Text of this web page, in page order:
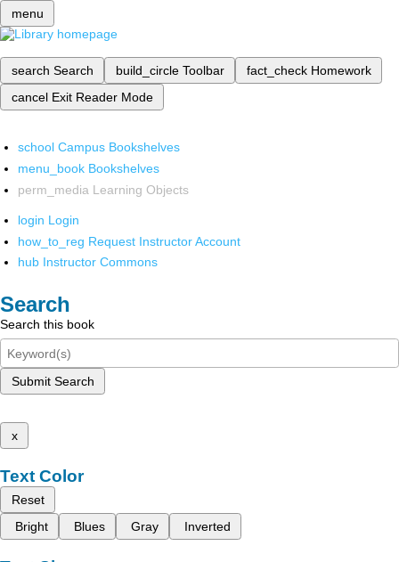
menu
search Search build_circle Toolbar fact_check Homework
cancel Exit Reader Mode
school Campus Bookshelves
menu_book Bookshelves
perm_media Learning Objects
login Login
how_to_reg Request Instructor Account
hub Instructor Commons
Search
Search this book
Submit Search
x
Text Color
Reset
Bright
Blues Gray Inverted